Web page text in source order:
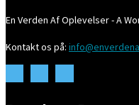
En Verden Af Oplevelser - A
Kontakt os på: